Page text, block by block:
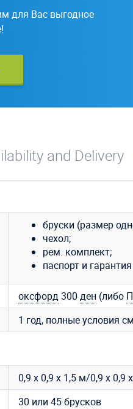
для Вас выгодное
and Delivery
бруски (размер
чехол;
рем. комплект;
паспорт и
оксфорд300 ден (либо
1 год, полные условия
0,9 х 0,9 х 1,5 м/0,9 х 0,9
30 или 45 брусков